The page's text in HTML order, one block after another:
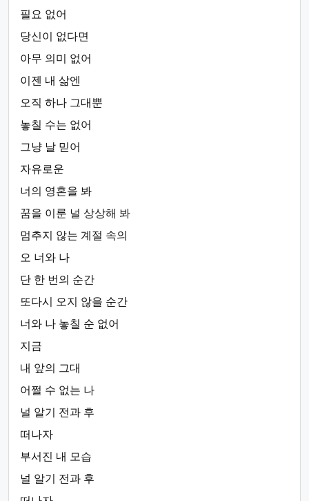
필요 없어
당신이 없다면
아무 의미 없어
이젠 내 삶엔
오직 하나 그대뿐
놓칠 수는 없어
그냥 날 믿어
자유로운
너의 영혼을 봐
꿈을 이룬 널 상상해 봐
멈추지 않는 계절 속의
오 너와 나
단 한 번의 순간
또다시 오지 않을 순간
너와 나 놓칠 순 없어
지금
내 앞의 그대
어쩔 수 없는 나
널 알기 전과 후
떠나자
부서진 내 모습
널 알기 전과 후